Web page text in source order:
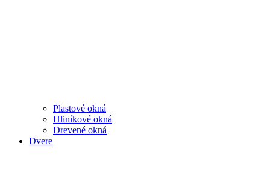
Plastové okná
Hliníkové okná
Drevené okná
Dvere